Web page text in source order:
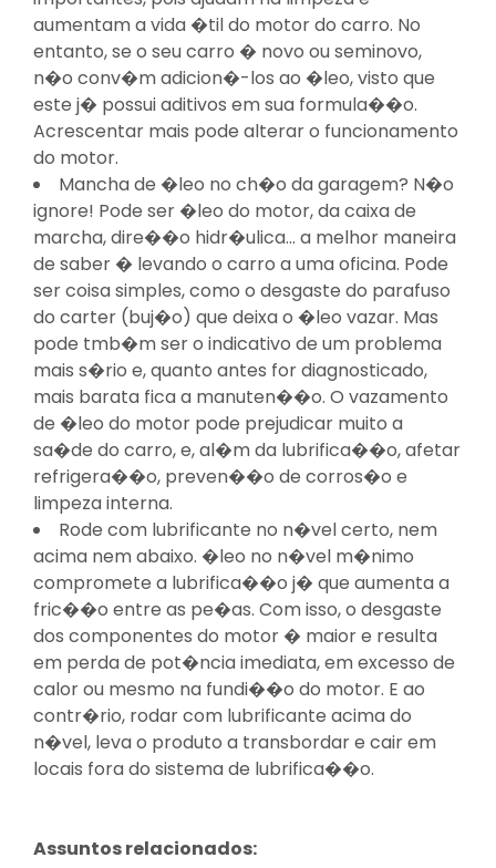
aumentam a vida �til do motor do carro. No
entanto, se o seu carro � novo ou seminovo,
n�o conv�m adicion�-los ao �leo, visto que
este j� possui aditivos em sua formula��o.
Acrescentar mais pode alterar o funcionamento
do motor.
Mancha de �leo no ch�o da garagem? N�o
ignore! Pode ser �leo do motor, da caixa de
marcha, dire��o hidr�ulica... a melhor maneira
de saber � levando o carro a uma oficina. Pode
ser coisa simples, como o desgaste do parafuso
do carter (buj�o) que deixa o �leo vazar. Mas
pode tmb�m ser o indicativo de um problema
mais s�rio e, quanto antes for diagnosticado,
mais barata fica a manuten��o. O vazamento
de �leo do motor pode prejudicar muito a
sa�de do carro, e, al�m da lubrifica��o, afetar
refrigera��o, preven��o de corros�o e
limpeza interna.
Rode com lubrificante no n�vel certo, nem
acima nem abaixo. �leo no n�vel m�nimo
compromete a lubrifica��o j� que aumenta a
fric��o entre as pe�as. Com isso, o desgaste
dos componentes do motor � maior e resulta
em perda de pot�ncia imediata, em excesso de
calor ou mesmo na fundi��o do motor. E ao
contr�rio, rodar com lubrificante acima do
n�vel, leva o produto a transbordar e cair em
locais fora do sistema de lubrifica��o.
Assuntos relacionados: